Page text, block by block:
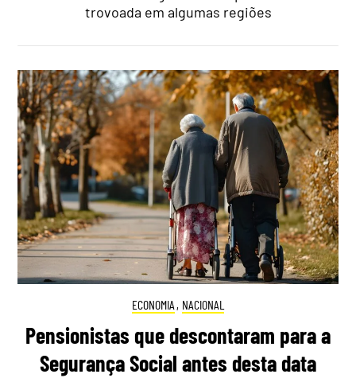
trovoada em algumas regiões
ECONOMIA , NACIONAL
Pensionistas que descontaram para a
Segurança Social antes desta data